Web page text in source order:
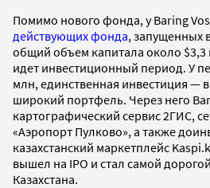
Помимо нового фонда, у Baring
действующих фонда, запущенных
общий объем капитала около $3,3
идет инвестиционный период. У
млн, единственная инвестиция —
широкий портфель. Через него
картографический сервис 2ГИС,
«Аэропорт Пулково», а также
казахстанский маркетплейс
вышел на IPO и стал самой
Казахстана.